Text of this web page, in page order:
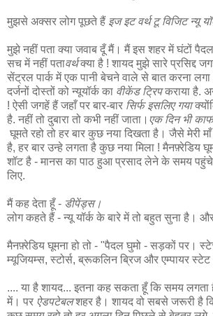
मुझसे अक्सर लोग पूछते हैं इज इट वर्थ टू विजिट न्यू
मुझे नहीं पता क्या जवाब दूँ मैं। मैं इस शहर में घंटों
सच में नहीं पतावर्थक्या है ! शायद मुझे सारे प्रसिद्द
सेंट्रल पार्क में एक पानी बेचने वाले से बात करना
दर्जनों दोस्तों को न्यूयॉर्क का वीकेंड ट्रिपकराया है.
! ऐसी जगहें हैं जहाँ पर बार-बार सिर्फ इसलिए गया
है. नहीं तो दुबारा तो कभी नहीं जाता। एक दिन भी
घूमते रहो तो हर बार कुछ नया दिखता है। जैसे मेरी माँ
है, हर बार उन्हे लगता है कुछ नया मिला ! मैनफ़्रेडिय
शॉट है - मानस का पाठ हुआ प्रसाद लेने के समय
लिए.
मैं कह देता हूँ - डीपेंड्स।
लोग कहते हैं - न्यू यॉर्क के बारे में तो बहुत सुना है।
मैनफ़्रेडिय घूमना हो तो - "पैदल घुमो - सड़कों पर।
म्यूजियम्स, स्टोर्स, ब्रूकलिन ब्रिज और एम्पायर स्टेट
.... या है शायद... इतना कह सकता हूँ कि समय लगता
में। पर ऐडपटेबलशहर है। शायद वो सबसे जरूरी है